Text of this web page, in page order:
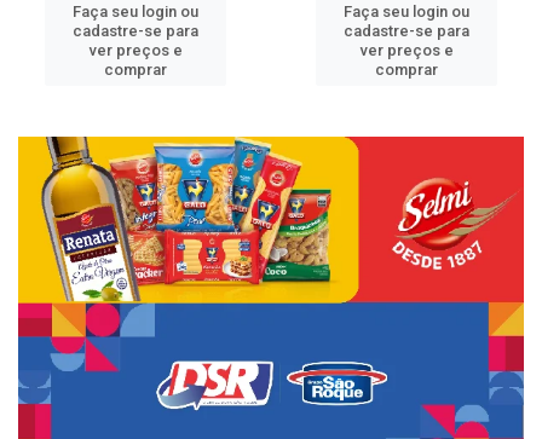
Faça seu login ou
cadastre-se para
ver preços e
comprar
Faça seu login ou
cadastre-se para
ver preços e
comprar